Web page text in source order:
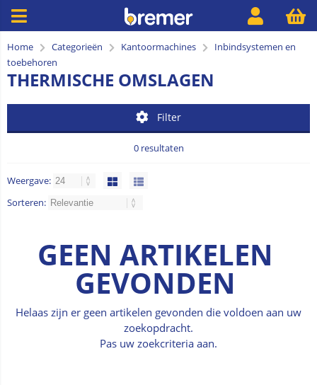
Home Categorieën Kantoormachines
Inbindsystemen en
toebehoren
THERMISCHE OMSLAGEN
Filter
0 resultaten
Weergave:
Sorteren:
GEEN ARTIKELEN
GEVONDEN
Helaas zijn er geen artikelen gevonden die voldoen aan uw
zoekopdracht.
Pas uw zoekcriteria aan.